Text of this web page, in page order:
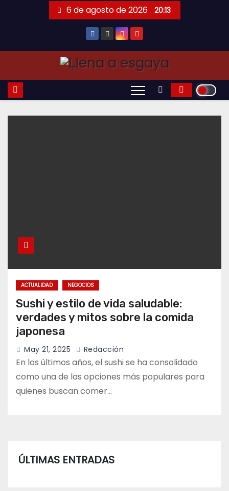
6 de agosto de 2026 20:13
ACTUALIDAD NEGOCIOS
Sushi y estilo de vida saludable:
verdades y mitos sobre la comida
japonesa
May 21, 2025 Redacción
En los últimos años, el sushi se ha consolidado
como una de las opciones más populares para
quienes buscan comer…
ÚLTIMAS ENTRADAS